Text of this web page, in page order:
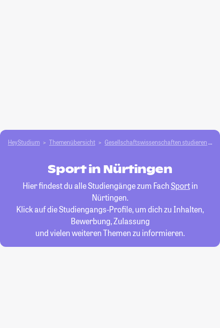
HeyStudium Themenübersicht Gesellschafts­­wissenschaften studieren
Sport in Nürtingen
Hier findest du alle Studiengänge zum FachSportin
Nürtingen.
Klick auf die Studiengangs-Profile, um dich zu Inhalten,
Bewerbung, Zulassung
und vielen weiteren Themen zu informieren.